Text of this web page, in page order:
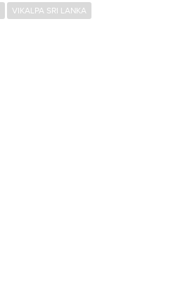
VIKALPA SRI LANKA